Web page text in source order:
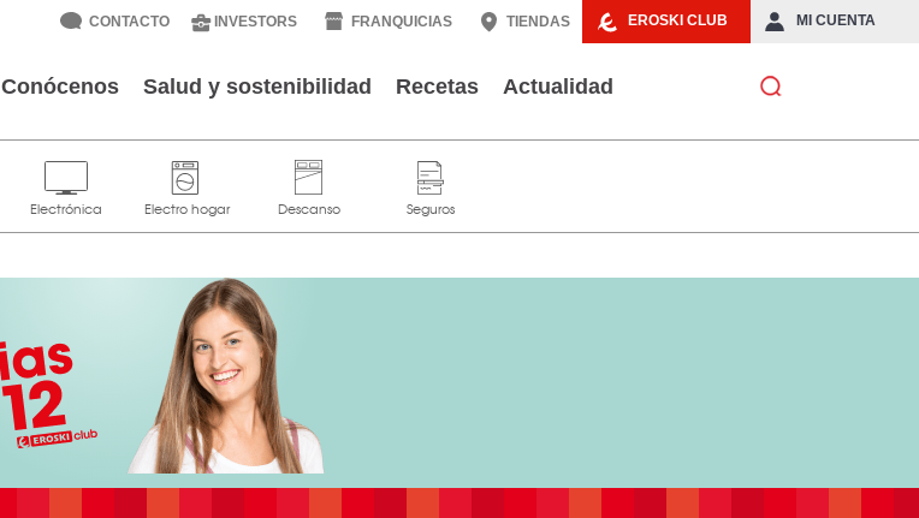
EROSKI CLUB MI CUENTA
CONTACTO INVESTORS FRANQUICIAS TIENDAS
Conócenos Salud y sostenibilidad Recetas Actualidad